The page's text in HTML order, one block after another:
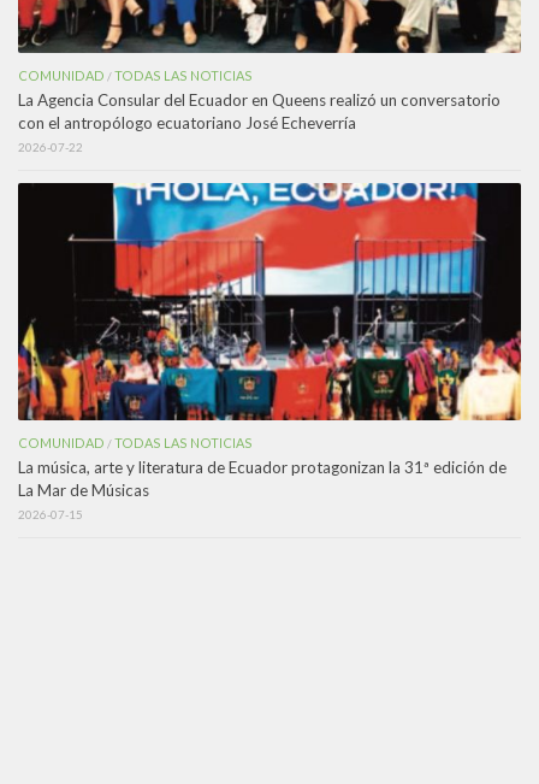
COMUNIDAD /TODAS LAS NOTICIAS
La Agencia Consular del Ecuador en Queens realizó un conversatorio
con el antropólogo ecuatoriano José Echeverría
2026-07-22
COMUNIDAD /TODAS LAS NOTICIAS
La música, arte y literatura de Ecuador protagonizan la 31ª edición de
La Mar de Músicas
2026-07-15